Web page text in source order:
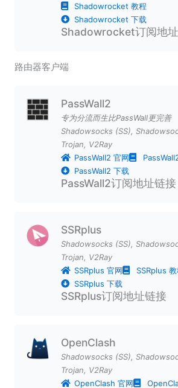
Shadowrocket 教程
Shadowrocket 下载
Shadowrocket订阅地
路由器客户端
PassWall2
专为分流而生比PassWall更完善
Shadowsocks (SS),
Trojan, V2Ray
PassWall2 官网
PassWall2 下载
PassWall2订阅地址链接
SSRplus
Shadowsocks (SS),
Trojan, V2Ray
SSRplus 官网
SSRplus 教
SSRplus 下载
SSRplus订阅地址链接
OpenClash
Shadowsocks (SS),
Trojan, V2Ray
OpenClash 官网